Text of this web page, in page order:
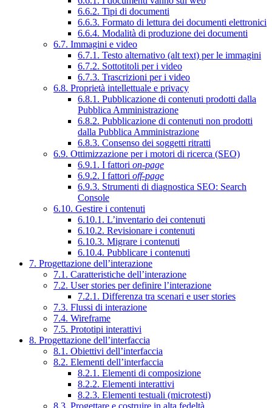
6.6.2. Tipi di documenti
6.6.3. Formato di lettura dei documenti elettronici
6.6.4. Modalità di produzione dei documenti
6.7. Immagini e video
6.7.1. Testo alternativo (alt text) per le immagini
6.7.2. Sottotitoli per i video
6.7.3. Trascrizioni per i video
6.8. Proprietà intellettuale e privacy
6.8.1. Pubblicazione di contenuti prodotti dalla
Pubblica Amministrazione
6.8.2. Pubblicazione di contenuti non prodotti
dalla Pubblica Amministrazione
6.8.3. Consenso dei soggetti ritratti
6.9. Ottimizzazione per i motori di ricerca (SEO)
6.9.1. I fattori on-page
6.9.2. I fattori off-page
6.9.3. Strumenti di diagnostica SEO: Search
Console
6.10. Gestire i contenuti
6.10.1. L’inventario dei contenuti
6.10.2. Revisionare i contenuti
6.10.3. Migrare i contenuti
6.10.4. Pubblicare i contenuti
7. Progettazione dell’interazione
7.1. Caratteristiche dell’interazione
7.2. User stories per definire l’interazione
7.2.1. Differenza tra scenari e user stories
7.3. Flussi di interazione
7.4. Wireframe
7.5. Prototipi interattivi
8. Progettazione dell’interfaccia
8.1. Obiettivi dell’interfaccia
8.2. Elementi dell’interfaccia
8.2.1. Elementi di composizione
8.2.2. Elementi interattivi
8.2.3. Elementi testuali (microtesti)
8.3. Progettare e costruire in alta fedeltà